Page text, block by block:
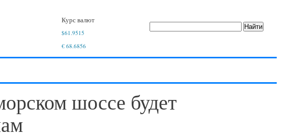
Курс валют
$61.9515
€ 68.6856
шоссе будет